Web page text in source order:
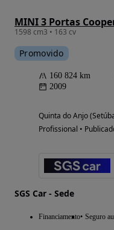
MINI 3 Portas
1598 cm3 • 163 cv
Promovido
160 824 km
2009
Quinta do Anjo
Profissional •
SGS Car - Sede
Financiamento Seguro